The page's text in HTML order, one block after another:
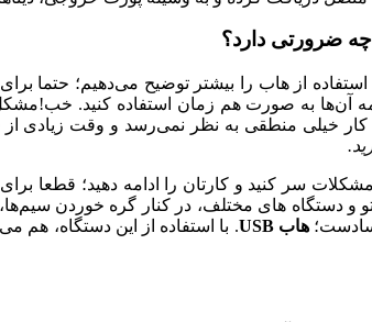
چه ضرورتی دارد؟
استفاده از هاب را بیشتر توضیح می‌دهیم؛
آن‌ها به صورت هم زمان استفاده کنید.
این کار خیلی منطقی به نظر نمی‌رسد و وقت
مشکلات سر کنید و کارتان را ادامه دهید؛ قطعا
تو و دستگاه های مختلف، در کنار گره خوردن
سادست؛هاب USB
. با استفاده از این دستگاه،